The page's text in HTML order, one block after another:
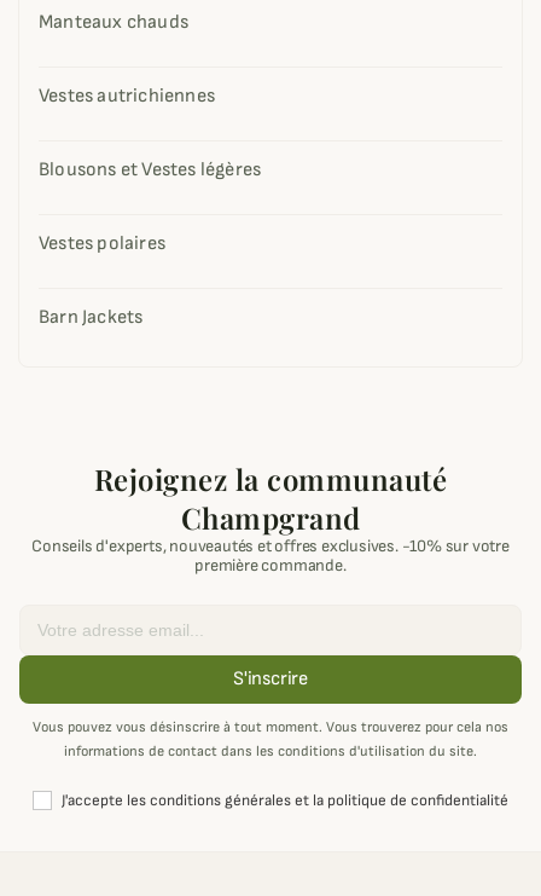
Manteaux chauds
Vestes autrichiennes
Blousons et Vestes légères
Vestes polaires
Barn Jackets
Rejoignez la communauté
Champgrand
Conseils d'experts, nouveautés et offres exclusives. -10% sur votre
première commande.
S'inscrire
Vous pouvez vous désinscrire à tout moment. Vous trouverez pour cela nos
informations de contact dans les conditions d'utilisation du site.
J'accepte les conditions générales et la politique de confidentialité